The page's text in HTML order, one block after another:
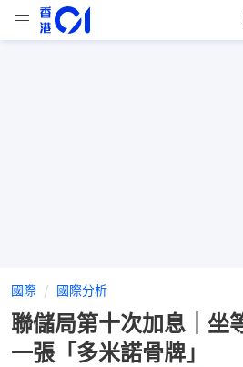
國際 國際分析
聯儲局第十次加息｜坐
一張「多米諾骨牌」